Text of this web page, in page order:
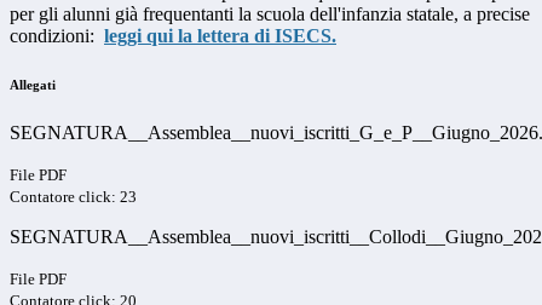
per gli alunni già frequentanti la scuola dell'infanzia statale, a precise
condizioni: leggi qui la lettera di ISECS.
Allegati
File PDF
Contatore click: 23
File PDF
Contatore click: 20